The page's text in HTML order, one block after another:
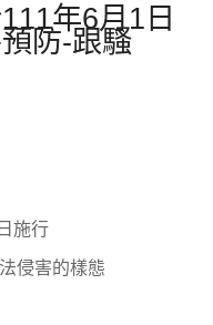
年6月1日
防-跟騷
施行
侵害的樣態